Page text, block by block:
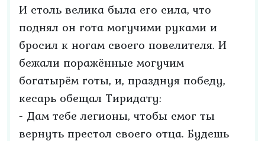
И столь велика была его сила, что
поднял он гота могучими руками и
бросил к ногам своего повелителя. И
бежали поражённые могучим
богатырём готы, и, празднуя победу,
кесарь обещал Тиридату:
- Дам тебе легионы, чтобы смог ты
вернуть престол своего отца. Будешь